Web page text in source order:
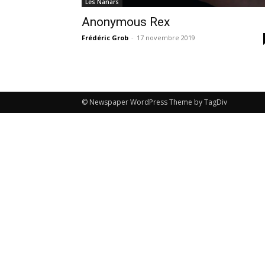
Anonymous Rex
Frédéric Grob - 17 novembre 2019
© Newspaper WordPress Theme by TagDiv